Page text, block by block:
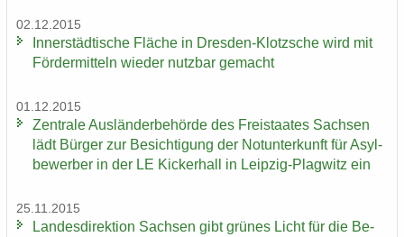
02.12.2015
In­ner­städ­ti­sche Flä­che in Dresden-​Klotzsche wird mit
För­der­mit­teln wie­der nutz­bar ge­macht
01.12.2015
Zen­tra­le Aus­län­der­be­hör­de des Frei­staa­tes Sach­sen
lädt Bür­ger zur Be­sich­ti­gung der Not­un­ter­kunft für Asyl­
be­wer­ber in der LE Ki­cker­hall in Leipzig-​Plagwitz ein
25.11.2015
Lan­des­di­rek­ti­on Sach­sen gibt grü­nes Licht für die Be­